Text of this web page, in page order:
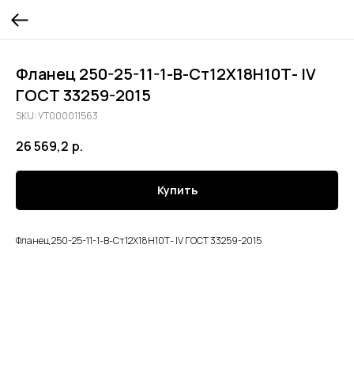
Фланец 250-25-11-1-В-Ст12Х18Н10Т- lV
ГОСТ 33259-2015
SKU:УТ000011563
26 569,2 р.
Купить
Фланец 250-25-11-1-В-Ст12Х18Н10Т- lV ГОСТ 33259-2015